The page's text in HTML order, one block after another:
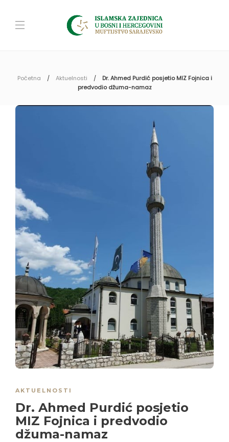
Početna Aktuelnosti
Dr. Ahmed Purdić posjetio MIZ Fojnica i
predvodio džuma-namaz
AKTUELNOSTI
Dr. Ahmed Purdić posjetio
MIZ Fojnica i predvodio
džuma-namaz